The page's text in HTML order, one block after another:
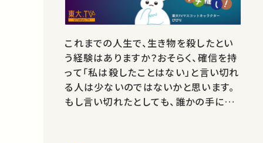
これまでの人生で、生き物を殺したとい
う経験はありますか？おそらく、確信を持
って「私は殺したことはない」と言い切れ
る人は少ないのではないかと思います。
もし言い切れたとしても、誰かの手によ